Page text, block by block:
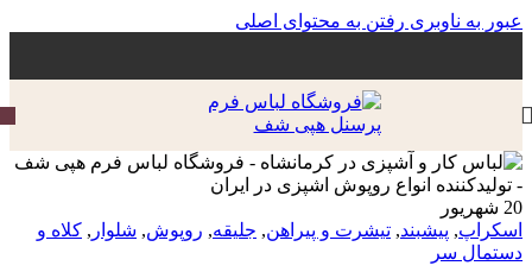
عبور به ناوبری رفتن به محتوای اصلی
20 شهریور‍
اسکراپ, پیشبند, تیشرت و پیراهن, جلیقه, روپوش, شلوار , کلاه و
دستمال سر